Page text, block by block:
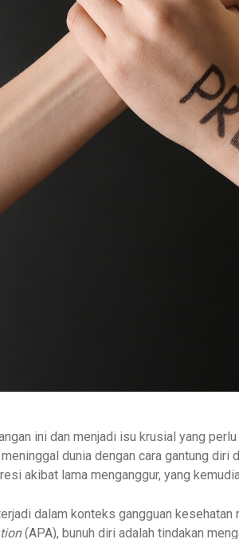
ini dan menjadi isu krusial yang
dunia dengan cara gantung diri
akibat lama menganggur, yang
dalam konteks gangguan
(APA), bunuh diri adalah tindakan